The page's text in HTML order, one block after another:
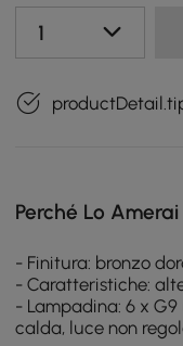
1
Perché Lo Amerai
- Finitura: bronzo
- Caratteristiche:
- Lampadina: 6 x
calda, luce non